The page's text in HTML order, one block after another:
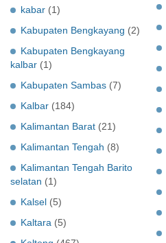
kabar (1)
Kabupaten Bengkayang (2)
Kabupaten Bengkayang
kalbar (1)
Kabupaten Sambas (7)
Kalbar (184)
Kalimantan Barat (21)
Kalimantan Tengah (8)
Kalimantan Tengah Barito
selatan (1)
Kalsel (5)
Kaltara (5)